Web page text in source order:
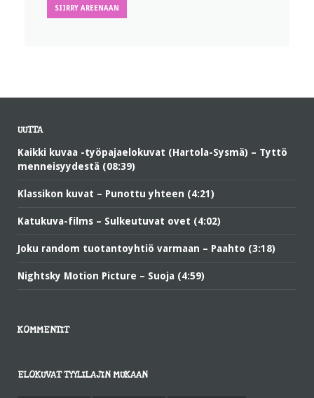
SIIRRY AREENAAN
UUTTA
Kaikki kuvaa -työpajaelokuvat (Hartola-Sysmä) – Tyttö
menneisyydestä (08:39)
Klassikon kuvat – Punottu yhteen (4:21)
Katukuva-films – Sulkeutuvat ovet (4:02)
Joku random tuotantoyhtiö varmaan – Paahto (3:18)
Nightsky Motion Picture – Suoja (4:59)
KOMMENTIT
ELOKUVAT TYYLILAJIN MUKAAN